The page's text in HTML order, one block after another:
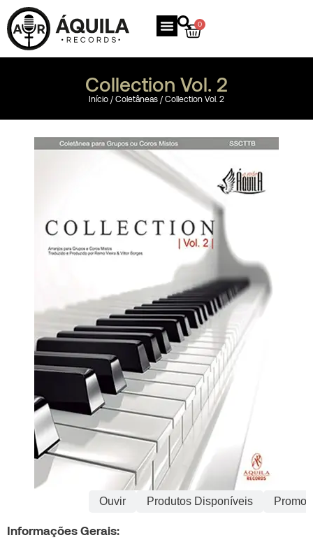
0
Collection Vol. 2
Início / Coletâneas / Collection Vol. 2
Ouvir Produtos Disponíveis
Informações Gerais: